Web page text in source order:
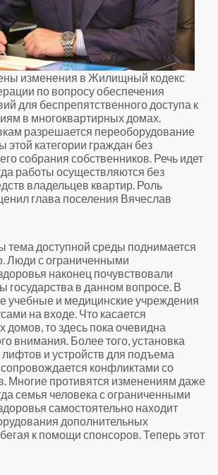
изменения в Жилищный кодекс
по вопросу обеспечения
для беспрепятственного доступа к
в многоквартирных домах.
разрешается переоборудование
этой категории граждан без
собрания собственников. Речь идет
работы осуществляются без
владельцев квартир. Роль
глава поселения Вячеслав
тема доступной среды поднимается
Люди с ограниченными
наконец почувствовали
государства в данном вопросе. В
учебные и медицинские учреждения
на входе. Что касается
домов, то здесь пока очевидна
внимания. Более того, установка
и устройств для подъема
конфликтами со
Многие противятся изменениям даже
семья человека с ограниченными
самостоятельно находит
дополнительных
к помощи спонсоров. Теперь этот